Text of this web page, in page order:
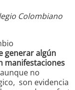
Colombiano
generar algún
manifestaciones
no
son evidencia